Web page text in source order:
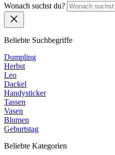
Wonach suchst du?
Beliebte Suchbegriffe
Dumpling
Herbst
Leo
Dackel
Handysticker
Tassen
Vasen
Blumen
Geburtstag
Beliebte Kategorien